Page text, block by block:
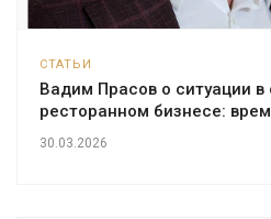
СТАТЬИ
Вадим Прасов о ситуации в
ресторанном бизнесе:
30.03.2026